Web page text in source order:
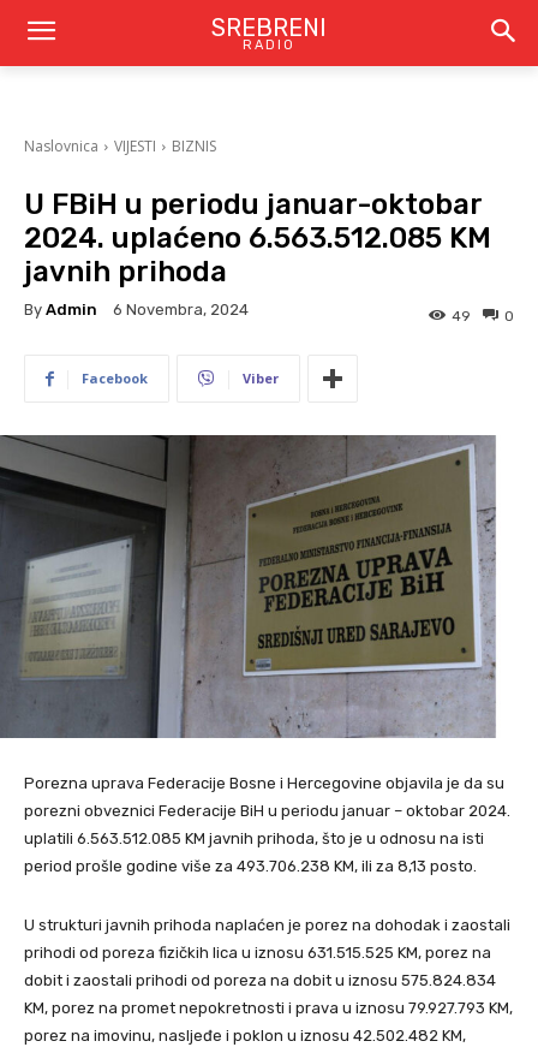
SREBRENI
RADIO
Naslovnica VIJESTI BIZNIS
U FBiH u periodu januar-oktobar
2024. uplaćeno 6.563.512.085 KM
javnih prihoda
By Admin 6 Novembra, 2024 0
49
Facebook Viber
Porezna uprava Federacije Bosne i Hercegovine objavila je da su
porezni obveznici Federacije BiH u periodu januar – oktobar 2024.
uplatili 6.563.512.085 KM javnih prihoda, što je u odnosu na isti
period prošle godine više za 493.706.238 KM, ili za 8,13 posto.
U strukturi javnih prihoda naplaćen je porez na dohodak i zaostali
prihodi od poreza fizičkih lica u iznosu 631.515.525 KM, porez na
dobit i zaostali prihodi od poreza na dobit u iznosu 575.824.834
KM, porez na promet nepokretnosti i prava u iznosu 79.927.793 KM,
porez na imovinu, nasljeđe i poklon u iznosu 42.502.482 KM,